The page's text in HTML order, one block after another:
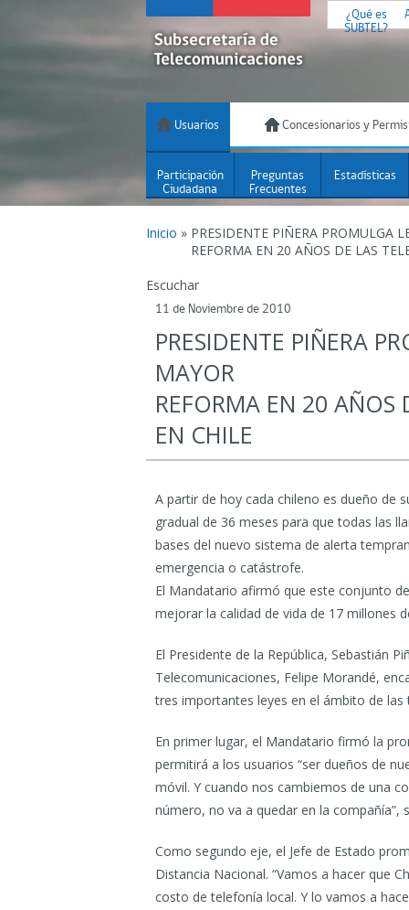
¿Qué es
SUBTEL?
Usuarios Concesionarios y
Participación
Ciudadana
Preguntas
Frecuentes
Estadísticas
Inicio » PRESIDENTE PIÑERA PROMULGA
REFORMA EN 20 AÑOS DE LAS
Escuchar
11 de Noviembre de 2010
PRESIDENTE PIÑERA
MAYOR
REFORMA EN 20 AÑOS
EN CHILE
A partir de hoy cada chileno es dueño de
gradual de 36 meses para que todas las
bases del nuevo sistema de alerta
emergencia o catástrofe.
El Mandatario afirmó que este conjunto
mejorar la calidad de vida de 17 millones
El Presidente de la República, Sebastián
Telecomunicaciones, Felipe Morandé,
tres importantes leyes en el ámbito de las
En primer lugar, el Mandatario firmó la
permitirá a los usuarios “ser dueños de
móvil. Y cuando nos cambiemos de una
número, no va a quedar en la compañía”,
Como segundo eje, el Jefe de Estado
Distancia Nacional. “Vamos a hacer que
costo de telefonía local. Y lo vamos a